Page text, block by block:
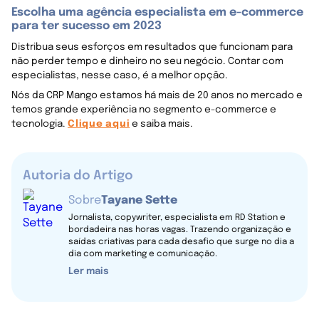
Escolha uma agência especialista em e-commerce
para ter sucesso em 2023
Distribua seus esforços em resultados que funcionam para
não perder tempo e dinheiro no seu negócio. Contar com
especialistas, nesse caso, é a melhor opção.
Nós da CRP Mango estamos há mais de 20 anos no mercado e
temos grande experiência no segmento e-commerce e
tecnologia. Clique aqui e saiba mais.
Autoria do Artigo
SobreTayane Sette
Jornalista, copywriter, especialista em RD Station e
bordadeira nas horas vagas. Trazendo organização e
saídas criativas para cada desafio que surge no dia a
dia com marketing e comunicação.
Ler mais